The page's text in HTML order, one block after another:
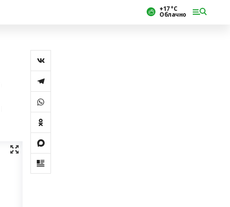
+17 °С
Облачно